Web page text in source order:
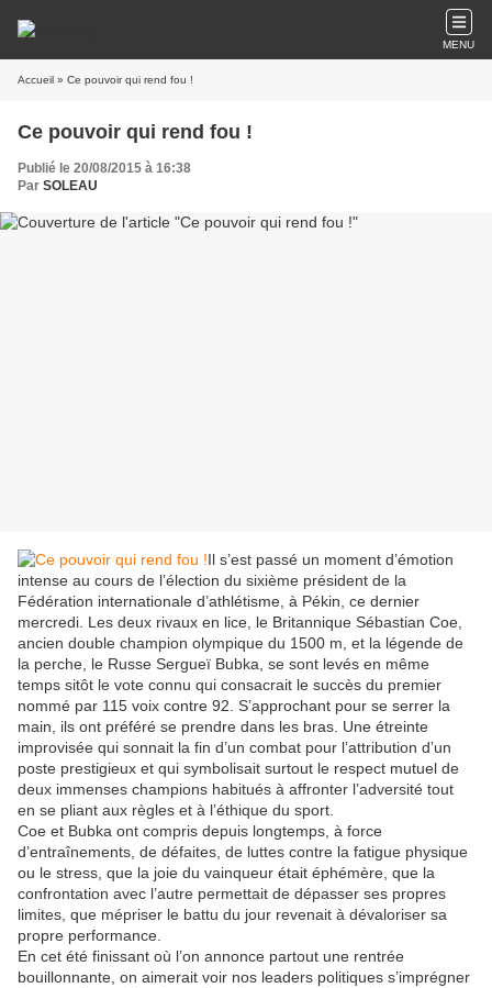
MENU
Accueil » Ce pouvoir qui rend fou !
Ce pouvoir qui rend fou !
Publié le 20/08/2015 à 16:38
Par SOLEAU
Il s’est passé un moment d’émotion
intense au cours de l’élection du sixième président de la
Fédération internationale d’athlétisme, à Pékin, ce dernier
mercredi. Les deux rivaux en lice, le Britannique Sébastian Coe,
ancien double champion olympique du 1500 m, et la légende de
la perche, le Russe Sergueï Bubka, se sont levés en même
temps sitôt le vote connu qui consacrait le succès du premier
nommé par 115 voix contre 92. S’approchant pour se serrer la
main, ils ont préféré se prendre dans les bras. Une étreinte
improvisée qui sonnait la fin d’un combat pour l’attribution d’un
poste prestigieux et qui symbolisait surtout le respect mutuel de
deux immenses champions habitués à affronter l’adversité tout
en se pliant aux règles et à l’éthique du sport.
Coe et Bubka ont compris depuis longtemps, à force
d’entraînements, de défaites, de luttes contre la fatigue physique
ou le stress, que la joie du vainqueur était éphémère, que la
confrontation avec l’autre permettait de dépasser ses propres
limites, que mépriser le battu du jour revenait à dévaloriser sa
propre performance.
En cet été finissant où l’on annonce partout une rentrée
bouillonnante, on aimerait voir nos leaders politiques s’imprégner